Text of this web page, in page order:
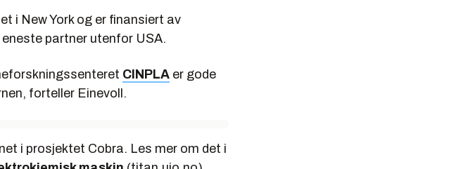
i New York og er finansiert av
partner utenfor USA.
CINPLA er gode
forteller Einevoll.
i prosjektet Cobra. Les mer om det i